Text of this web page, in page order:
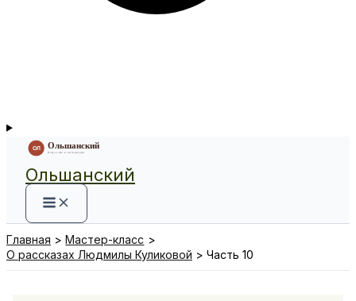
Ольшанский
Главная
Мастер-класс
О рассказах Людмилы Куликовой
Часть 10